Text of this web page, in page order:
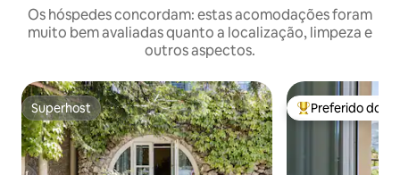
Os hóspedes concordam: estas acomodações foram
muito bem avaliadas quanto a localização, limpeza e
outros aspectos.
Superhost
Superhost Entre os
Preferido dos